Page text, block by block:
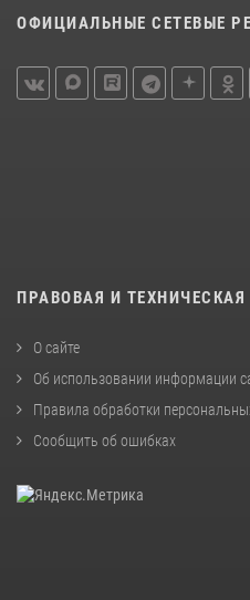
ОФИЦИАЛЬНЫЕ СЕТЕВЫЕ
ПРАВОВАЯ И
О сайте
Об использовании информации
Правила обработки
Сообщить об ошибках